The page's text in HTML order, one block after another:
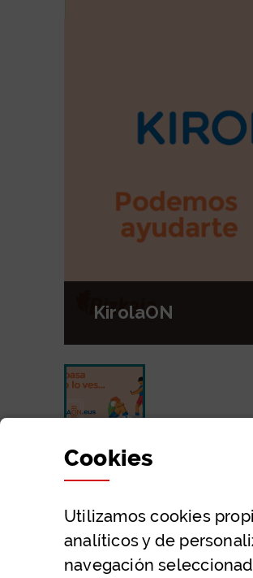
KirolaON
Cookies
Utilizamoscookies
analíticos y de
navegación